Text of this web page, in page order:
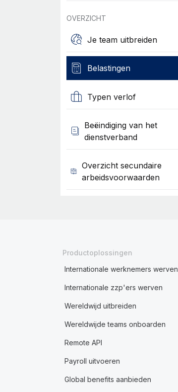
OVERZICHT
Je team uitbreiden
Belastingen
Typen verlof
Beëindiging van het
dienstverband
Overzicht secundaire
arbeidsvoorwaarden
Productoplossingen
Internationale werknemers werven
Internationale zzp'ers werven
Wereldwijd uitbreiden
Wereldwijde teams onboarden
Remote API
Payroll uitvoeren
Global benefits aanbieden